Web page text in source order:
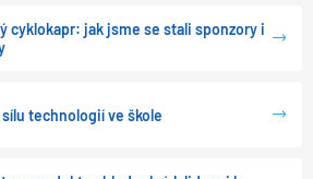
cyklokapr: jak jsme se stali sponzory i
technologií ve škole